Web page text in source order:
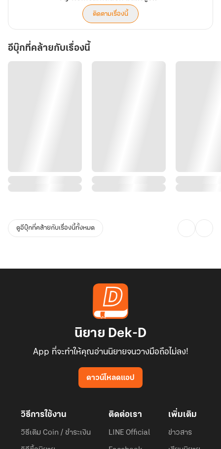
ติดตามเรื่องนี้
อีบุ๊กที่คล้ายกับเรื่องนี้
ดูอีบุ๊กที่คล้ายกับเรื่องนี้ทั้งหมด
นิยาย Dek-D
App ที่จะทำให้คุณอ่านนิยายจนวางมือถือไม่ลง!
ดาวน์โหลดแอป
วิธีการใช้งาน
วิธีเติม Coin / ชำระเงิน
ติดต่อเรา
LINE Official
เพิ่มเติม
ข่าวสาร